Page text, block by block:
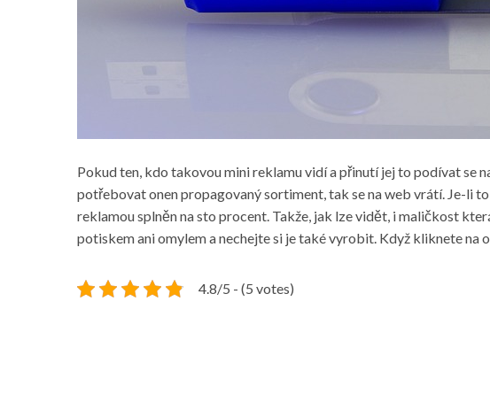
Pokud ten, kdo takovou mini reklamu vidí a přinutí jej to podívat se
potřebovat onen propagovaný sortiment, tak se na web vrátí. Je-li
reklamou splněn na sto procent. Takže, jak lze vidět, i maličkost
potiskem ani omylem a nechejte si je také vyrobit. Když kliknete
4.8/5 - (5 votes)